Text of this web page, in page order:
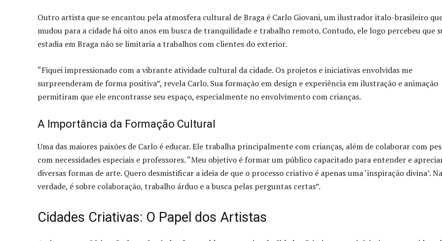
Outro artista que se encantou pela atmosfera cultural de Braga é Carlo Giovani, um ilustrador italo-brasileiro
mudou para a cidade há oito anos em busca de tranquilidade e trabalho remoto. Contudo, ele logo percebeu que
estadia em Braga não se limitaria a trabalhos com clientes do exterior.
“Fiquei impressionado com a vibrante atividade cultural da cidade. Os projetos e iniciativas envolvidas me
surpreenderam de forma positiva”, revela Carlo. Sua formação em design e experiência em ilustração e animação
permitiram que ele encontrasse seu espaço, especialmente no envolvimento com crianças.
A Importância da Formação Cultural
Uma das maiores paixões de Carlo é educar. Ele trabalha principalmente com crianças, além de colaborar com
com necessidades especiais e professores. “Meu objetivo é formar um público capacitado para entender e
diversas formas de arte. Quero desmistificar a ideia de que o processo criativo é apenas uma ‘inspiração divina’. Na
verdade, é sobre colaboração, trabalho árduo e a busca pelas perguntas certas”.
Cidades Criativas: O Papel dos Artistas